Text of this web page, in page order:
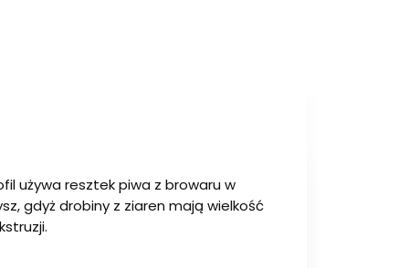
używa resztek piwa z browaru w
gdyż drobiny z ziaren mają wielkość